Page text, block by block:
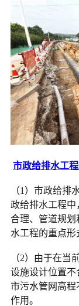
市政给排水工
（1）市政给排
政给排水工程
合理、管道规
水工程的重点形
（2）由于在当
设施设计位置
市污水管网高
作用。